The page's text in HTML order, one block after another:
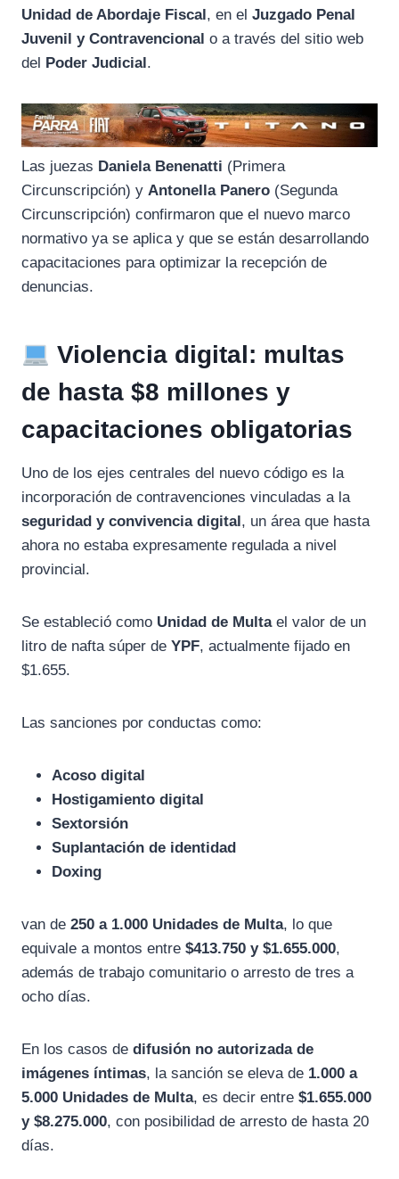
Unidad de Abordaje Fiscal, en el Juzgado Penal
Juvenil y Contravencional o a través del sitio web
del Poder Judicial.
Las juezas Daniela Benenatti (Primera
Circunscripción) y Antonella Panero (Segunda
Circunscripción) confirmaron que el nuevo marco
normativo ya se aplica y que se están desarrollando
capacitaciones para optimizar la recepción de
denuncias.
Violencia digital: multas
de hasta $8 millones y
capacitaciones obligatorias
Uno de los ejes centrales del nuevo código es la
incorporación de contravenciones vinculadas a la
seguridad y convivencia digital, un área que hasta
ahora no estaba expresamente regulada a nivel
provincial.
Se estableció como Unidad de Multael valor de un
litro de nafta súper de YPF, actualmente fijado en
$1.655.
Las sanciones por conductas como:
Acoso digital
Hostigamiento digital
Sextorsión
Suplantación de identidad
Doxing
van de 250 a 1.000 Unidades de Multa, lo que
equivale a montos entre $413.750 y $1.655.000,
además de trabajo comunitario o arresto de tres a
ocho días.
En los casos de difusión no autorizada de
imágenes íntimas, la sanción se eleva de 1.000 a
5.000 Unidades de Multa, es decir entre $1.655.000
y $8.275.000, con posibilidad de arresto de hasta 20
días.